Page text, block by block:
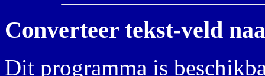
Converteer tekst-veld
Dit programma is